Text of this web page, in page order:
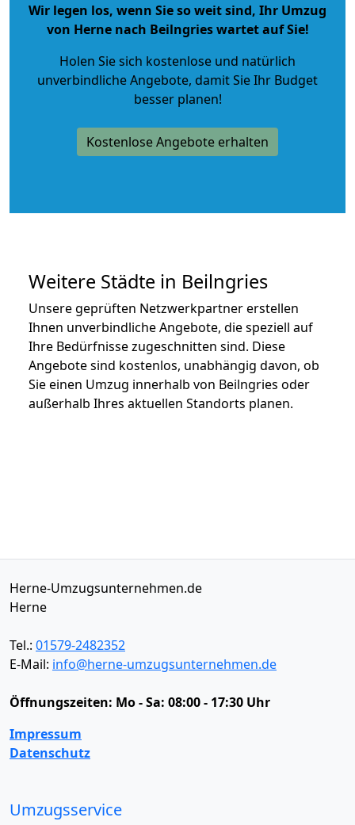
Wir legen los, wenn Sie so weit sind, Ihr Umzug
von Herne nach Beilngries wartet auf Sie!
Holen Sie sich kostenlose und natürlich
unverbindliche Angebote, damit Sie Ihr Budget
besser planen!
Kostenlose Angebote erhalten
Weitere Städte in Beilngries
Unsere geprüften Netzwerkpartner erstellen
Ihnen unverbindliche Angebote, die speziell auf
Ihre Bedürfnisse zugeschnitten sind. Diese
Angebote sind kostenlos, unabhängig davon, ob
Sie einen Umzug innerhalb von Beilngries oder
außerhalb Ihres aktuellen Standorts planen.
Herne-Umzugsunternehmen.de
Herne
Tel.: 01579-2482352
E-Mail: info@herne-umzugsunternehmen.de
Öffnungszeiten: Mo - Sa: 08:00 - 17:30 Uhr
Impressum
Datenschutz
Umzugsservice